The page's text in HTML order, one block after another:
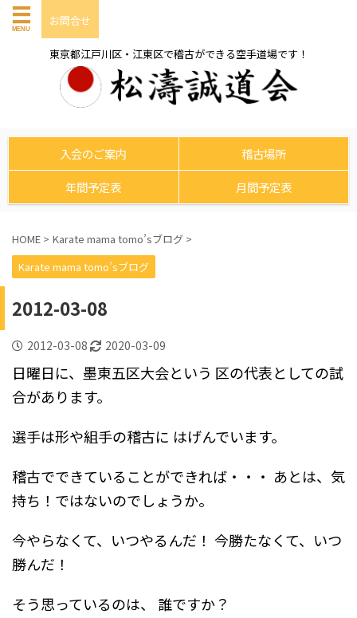
お問合せ
東京都江戸川区・江東区で稽古ができる空手道場です！
入会のご案内
稽古場所
年間予定表
月間予定表
HOME > Karate mama tomo’sブログ >
Karate mama tomo’sブログ
2012-03-08
2012-03-08 2020-03-09
日曜日に、墨東五区大会という 区の代表としての試
合があります。
選手は形や組手の稽古に はげんでいます。
稽古でできていることができれば・・・ あとは、気
持ち！ではないのでしょうか。
今やらなくて、いつやるんだ！ 今勝たなくて、いつ
勝んだ！
そう思っているのは、
誰ですか？